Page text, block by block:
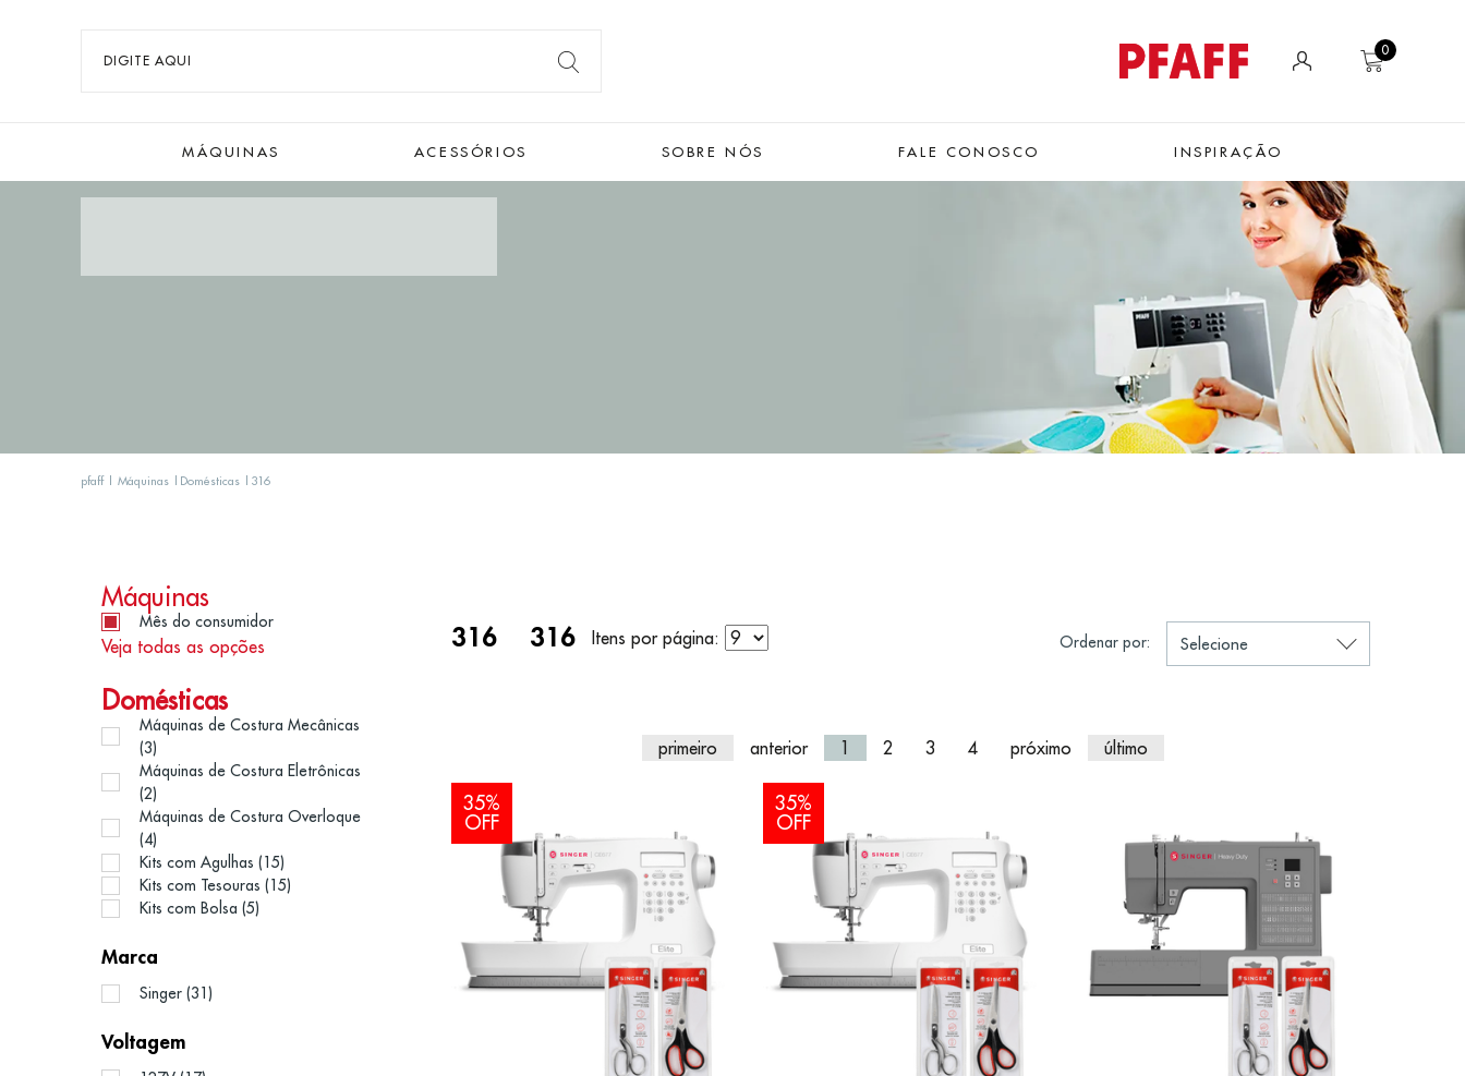
0
MÁQUINAS ACESSÓRIOS SOBRE NÓS FALE CONOSCO INSPIRAÇÃO
pfaff Máquinas Domésticas 316
Máquinas
Mês do consumidor
Veja todas as opções
Domésticas
Máquinas de Costura Mecânicas
(3)
Máquinas de Costura Eletrônicas
(2)
Máquinas de Costura Overloque
(4)
Kits com Agulhas (15)
Kits com Tesouras (15)
Kits com Bolsa (5)
Marca
Singer (31)
Voltagem
316 316 Ordenar por:
Itens por página:
primeiro anterior 1 2 3 4 próximo último
35%
OFF
35%
OFF